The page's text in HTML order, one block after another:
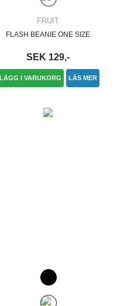
FRUIT
FLASH BEANIE ONE SIZE
SEK 129,-
LÄGG I VARUKORG LÄS MER